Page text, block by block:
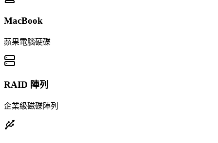
MacBook
蘋果電腦硬碟
RAID 陣列
企業級磁碟陣列